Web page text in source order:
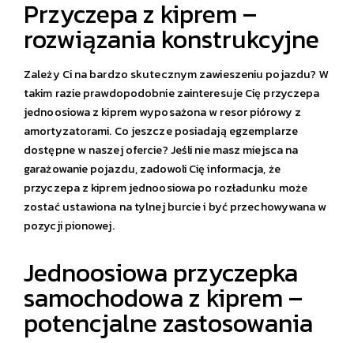
Przyczepa z kiprem –
rozwiązania konstrukcyjne
Zależy Ci na bardzo skutecznym zawieszeniu pojazdu? W
takim razie prawdopodobnie zainteresuje Cię przyczepa
jednoosiowa z kiprem wyposażona w resor piórowy z
amortyzatorami. Co jeszcze posiadają egzemplarze
dostępne w naszej ofercie? Jeśli nie masz miejsca na
garażowanie pojazdu, zadowoli Cię informacja, że
przyczepa z kiprem jednoosiowa po rozładunku może
zostać ustawiona na tylnej burcie i być przechowywana w
pozycji pionowej.
Jednoosiowa przyczepka
samochodowa z kiprem –
potencjalne zastosowania